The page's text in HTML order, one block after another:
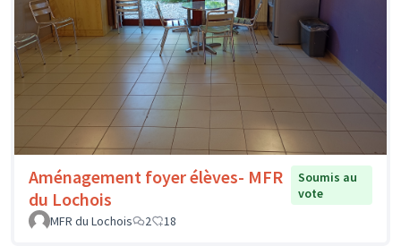
Aménagement foyer élèves- MFR
du Lochois
Soumis au
vote
MFR du Lochois
2 18